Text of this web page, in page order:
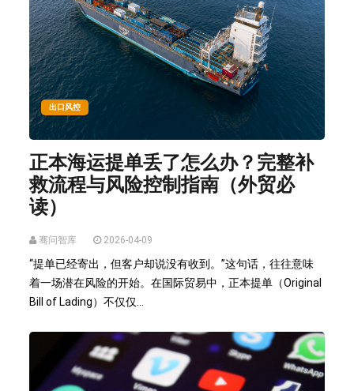
出口风控
正本海运提单丢了怎么办？完整补
救流程与风险控制指南（外贸必
读）
骞问智库 2026-04-09
“提单已经寄出，但客户却说没有收到。”这句话，往往意味
着一场潜在风险的开始。在国际贸易中，正本提单（Original
Bill of Lading）不仅仅...